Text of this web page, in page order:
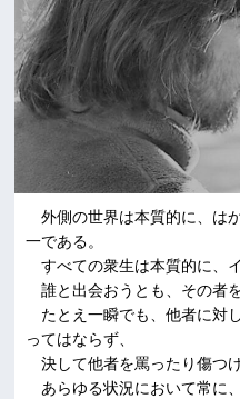
外側の世界は本質的に、は
一である。
すべての衆生は本質的に、
誰と出会おうとも、その者
たとえ一瞬でも、他者に対
ってはならず、
決して他者を罵ったり傷つ
あらゆる状況において常に